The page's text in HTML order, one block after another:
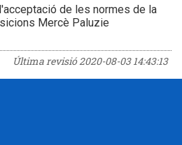
de les normes de la
Mercè Paluzie
Última revisió2020-08-03 14:43:13